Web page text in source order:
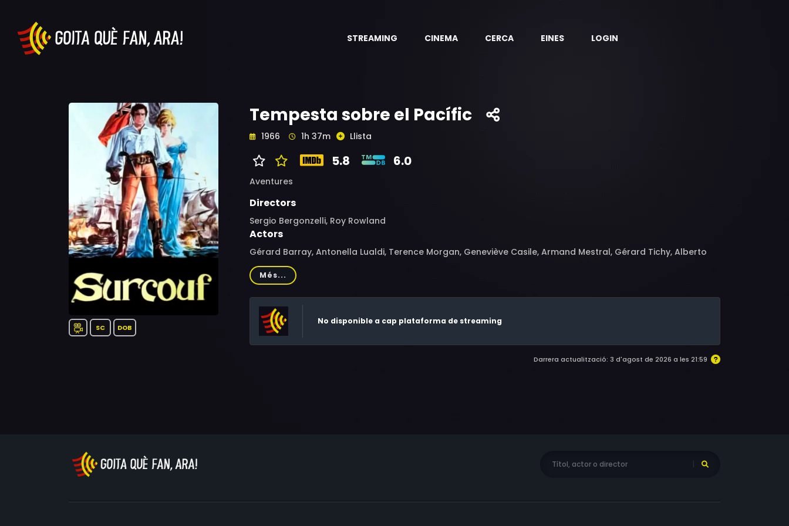
STREAMING CINEMA CERCA EINES LOGIN
SC DOB
Tempesta sobre el Pacífic
1966 1h 37m Llista
5.8 6.0
Aventures
Directors
Sergio Bergonzelli, Roy Rowland
Actors
Gérard Barray, Antonella Lualdi, Terence Morgan, Geneviève Casile, Armand Mestral, Gérard Tichy, Alberto
Cevenini, Giani Esposito, Fernando Sancho, Antonio Molino Rojo, Gonzalo de Esquiroz, George Rigaud, Mónica
Randall, Rossella Bergamonti, Virgílio Teixeira, Ivano Staccioli, Tomás Blanco, Frank Oliveras, Mariano Vidal
Molina, Aldo Sambrell, José María Caffarel, Luis Barboo, Víctor Israel
Més...
No disponible a cap plataforma de streaming
Darrera actualització: 3 d'agost de 2026 a les 21:59